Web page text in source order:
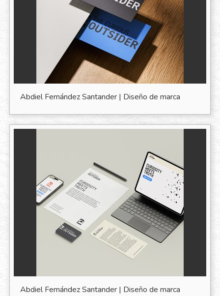
Abdiel Fernández Santander | Diseño de marca
Abdiel Fernández Santander | Diseño de marca